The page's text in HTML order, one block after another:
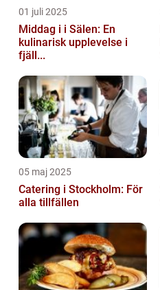
01 juli 2025
Middag i i Sälen: En
kulinarisk upplevelse i
fjäll...
05 maj 2025
Catering i Stockholm: För
alla tillfällen